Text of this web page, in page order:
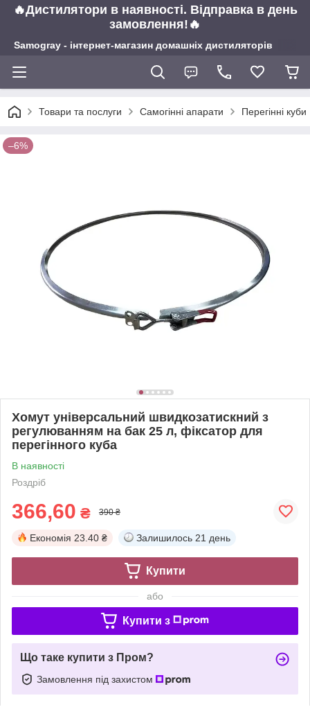
🔥Дистилятори в наявності. Відправка в день
замовлення!🔥
Samogray - інтернет-магазин домашніх дистиляторів
Товари та послуги Самогінні апарати Перегінні куби
–6%
Хомут універсальний швидкозатискний з
регулюванням на бак 25 л, фіксатор для
перегінного куба
В наявності
Роздріб
366,60 ₴ 390 ₴
Економія 23.40 ₴ Залишилось 21 день
Купити
або
Купити з
Що таке купити з Пром?
Замовлення під захистом